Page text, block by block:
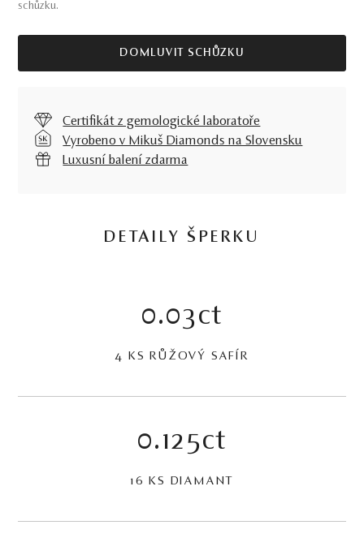
schůzku.
DOMLUVIT SCHŮZKU
Certifikát z gemologické laboratoře
Vyrobeno v Mikuš Diamonds na Slovensku
Luxusní balení zdarma
DETAILY ŠPERKU
0.03ct
4 KS RŮŽOVÝ SAFÍR
0.125ct
16 KS DIAMANT